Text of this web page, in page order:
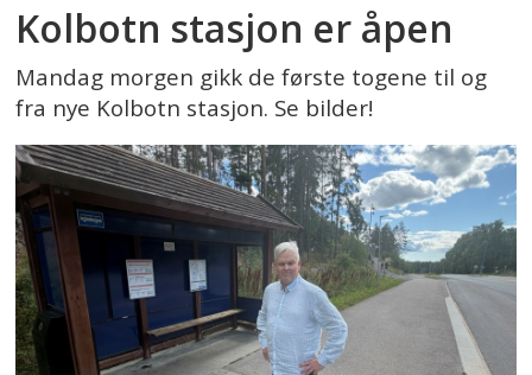
Kolbotn stasjon er åpen
Mandag morgen gikk de første togene til og
fra nye Kolbotn stasjon. Se bilder!